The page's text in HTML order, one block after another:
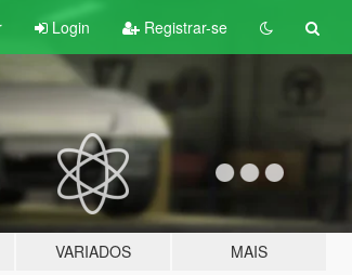
Login Registrar-se
VARIADOS MAIS